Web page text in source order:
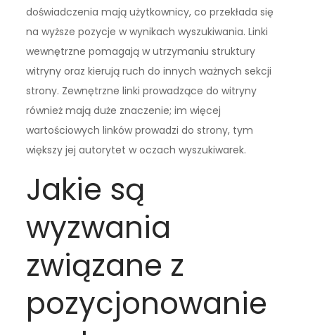
doświadczenia mają użytkownicy, co przekłada się
na wyższe pozycje w wynikach wyszukiwania. Linki
wewnętrzne pomagają w utrzymaniu struktury
witryny oraz kierują ruch do innych ważnych sekcji
strony. Zewnętrzne linki prowadzące do witryny
również mają duże znaczenie; im więcej
wartościowych linków prowadzi do strony, tym
większy jej autorytet w oczach wyszukiwarek.
Jakie są
wyzwania
związane z
pozycjonowanie